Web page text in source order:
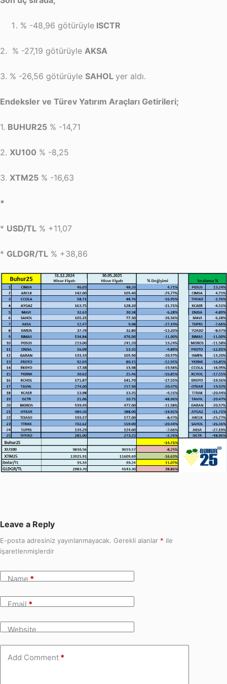
% -48,96 götürüyle ISCTR
2. % -27,19 götürüyle AKSA
3. % -26,56 götürüyle SAHOL yer aldı.
Endeksler ve Türev Yatırım Araçları Getirileri;
1. BUHUR25 % -14,71
2. XU100 % -8,25
3. XTM25 % -16,63
*
* USD/TL % +11,07
* GLDGR/TL % +38,86
Leave a Reply
E-posta adresiniz yayınlanmayacak. Gerekli alanlar * ile
işaretlenmişlerdir
Name*
Email*
Website
Add Comment *